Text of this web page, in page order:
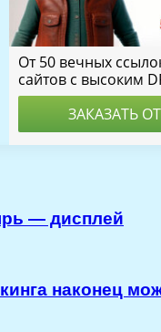
— дисплей
наконец